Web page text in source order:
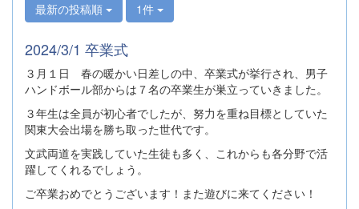
最新の投稿順 1件
2024/3/1 卒業式
３月１日 春の暖かい日差しの中、卒業式が挙行され、男子
ハンドボール部からは７名の卒業生が巣立っていきました。
３年生は全員が初心者でしたが、努力を重ね目標としていた
関東大会出場を勝ち取った世代です。
文武両道を実践していた生徒も多く、これからも各分野で活
躍してくれるでしょう。
ご卒業おめでとうございます！また遊びに来てください！